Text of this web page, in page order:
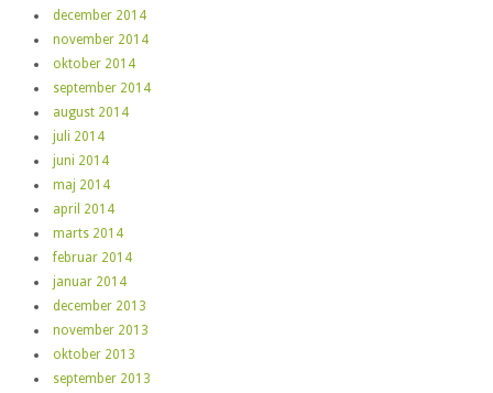
december 2014
november 2014
oktober 2014
september 2014
august 2014
juli 2014
juni 2014
maj 2014
april 2014
marts 2014
februar 2014
januar 2014
december 2013
november 2013
oktober 2013
september 2013